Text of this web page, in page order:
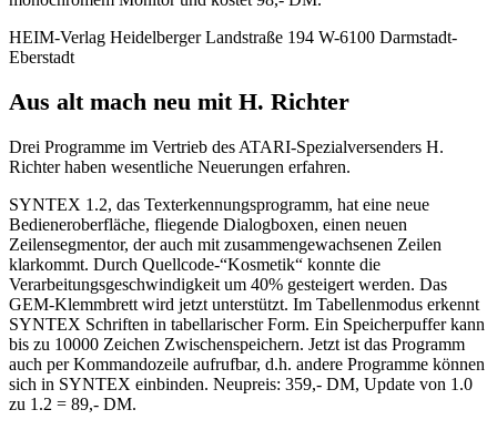
HEIM-Verlag Heidelberger Landstraße 194 W-6100 Darmstadt-
Eberstadt
Aus alt mach neu mit H. Richter
Drei Programme im Vertrieb des ATARI-Spezialversenders H.
Richter haben wesentliche Neuerungen erfahren.
SYNTEX 1.2, das Texterkennungsprogramm, hat eine neue
Bedieneroberfläche, fliegende Dialogboxen, einen neuen
Zeilensegmentor, der auch mit zusammengewachsenen Zeilen
klarkommt. Durch Quellcode-“Kosmetik“ konnte die
Verarbeitungsgeschwindigkeit um 40% gesteigert werden. Das
GEM-Klemmbrett wird jetzt unterstützt. Im Tabellenmodus erkennt
SYNTEX Schriften in tabellarischer Form. Ein Speicherpuffer kann
bis zu 10000 Zeichen Zwischenspeichern. Jetzt ist das Programm
auch per Kommandozeile aufrufbar, d.h. andere Programme können
sich in SYNTEX einbinden. Neupreis: 359,- DM, Update von 1.0
zu 1.2 = 89,- DM.